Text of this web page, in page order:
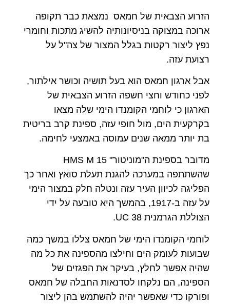
הזרוע הצבאית של חמאס נמצאת כבר תקופה
ארוכה במצוקה בניסיונותיה להשיג מתכות וחומרי
נפץ ליצור רקטות בגלל המצור של צה"ל על
רצועת עזה.
אבל ארגון חמאס הוא בעל תושיה וכושר אילתור,
לפני כחודש וחצי חשפה הזרוע הצבאית של
הארגון כי לוחמי הקומנדו הימי שלה מצאו
בקרקעית הים, מול חופי עזה, ספינת קרב בריטית
בת יותר ממאה שנים עמוסה באמצעי לחימה.
מדובר בספינת ה"מוניטור" 15
HMS M
שהשתתפה במערכה להגנת תעלת סואץ ואחר כך
הפליגה לכיוון העיר עזה ונטלה חלק במצור הימי
על עזה ב-1917, בהמשך היא טובעה על ידי
הצוללת הגרמנית 38
UC
.
לוחמי הקומנדו הימי של חמאס צללו במשך כמה
שבועות לעומק הים וחילצו מהספינה את כל מה
שהיה אפשר לחלץ, בעיקר את הפגזים של
הספינה, הם נלקחו לסדנאות החבלה של חמאס
ופורקו כדי שאפשר יהיה להשתמש בהן ליצור